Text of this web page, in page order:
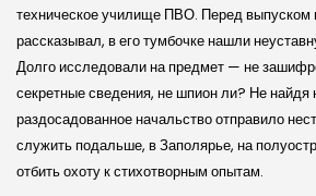
техническое училище ПВО. Перед выпуском
рассказывал, в его тумбочке нашли
Долго исследовали на предмет — не
секретные сведения, не шпион ли? Не найдя
раздосадованное начальство отправило
служить подальше, в Заполярье, на
отбить охоту к стихотворным опытам.